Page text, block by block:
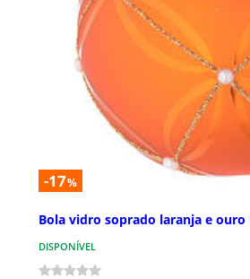
-17%
Bola vidro soprado laranja e ouro
DISPONÍVEL